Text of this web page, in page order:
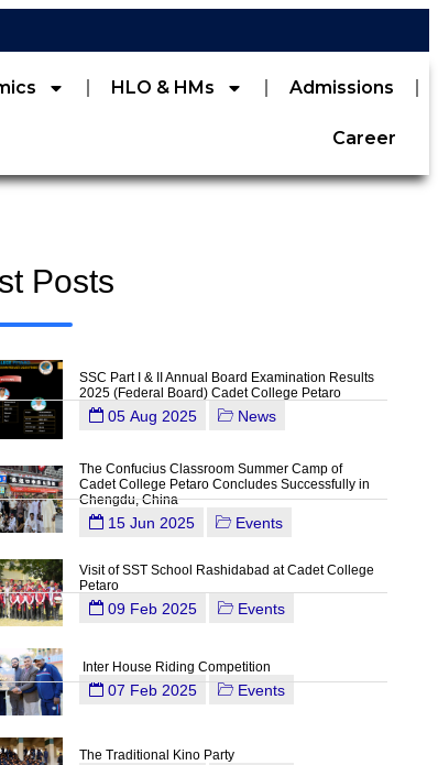
HLO & HMs Admissions
Career
Posts
SSC Part I & II Annual Board Examination Results
2025 (Federal Board) Cadet College Petaro
05 Aug 2025 News
The Confucius Classroom Summer Camp of
Cadet College Petaro Concludes Successfully in
Chengdu, China
15 Jun 2025 Events
Visit of SST School Rashidabad at Cadet College
Petaro
09 Feb 2025 Events
Inter House Riding Competition
07 Feb 2025 Events
The Traditional Kino Party